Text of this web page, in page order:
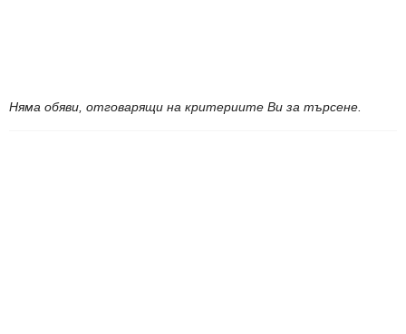
Няма обяви, отговарящи на критериите Ви за търсене.